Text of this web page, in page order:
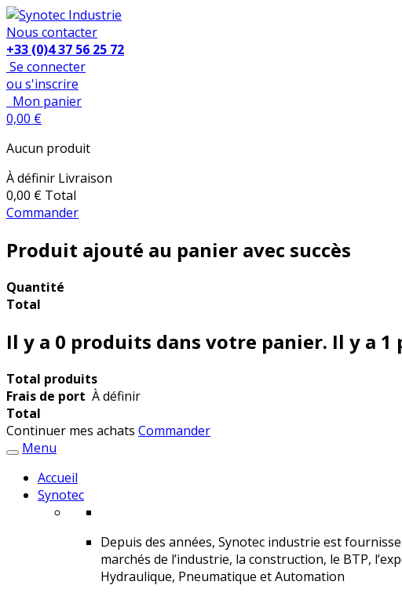
Nous contacter
+33 (0)4 37 56 25 72
Se connecter
ou s'inscrire
Mon panier
0,00 €
Aucun produit
À définir Livraison
0,00 € Total
Commander
Produit ajouté au panier avec succès
Quantité
Total
Il y a 0 produits dans votre panier. Il y a
Total produits
Frais de port À définir
Total
Continuer mes achats Commander
Menu
Accueil
Synotec
Depuis des années, Synotec industrie est
marchés de l’industrie, la construction, le BTP,
Hydraulique, Pneumatique et Automation